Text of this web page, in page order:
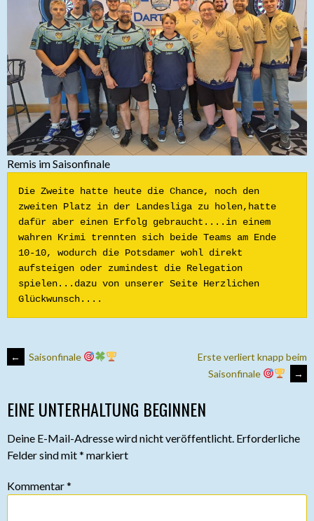
Remis im Saisonfinale
Die Zweite hatte heute die Chance, noch den
zweiten Platz in der Landesliga zu holen,hatte
dafür aber einen Erfolg gebraucht....in einem
wahren Krimi trennten sich beide Teams am Ende
10-10, wodurch die Potsdamer wohl direkt
aufsteigen oder zumindest die Relegation
spielen...dazu von unserer Seite Herzlichen
Glückwunsch....
ARTIKEL-
NAVIGATION
← Saisonfinale
Erste verliert knapp beim
Saisonfinale
→
EINE UNTERHALTUNG BEGINNEN
Deine E-Mail-Adresse wird nicht veröffentlicht. Erforderliche
Felder sind mit* markiert
Kommentar*